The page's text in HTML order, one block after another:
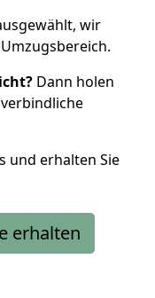
wir
Dann holen
und erhalten Sie
erhalten